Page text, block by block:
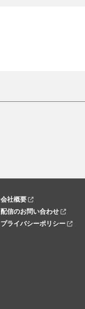
会社概要
配信のお問い合わせ
プライバシーポリシー